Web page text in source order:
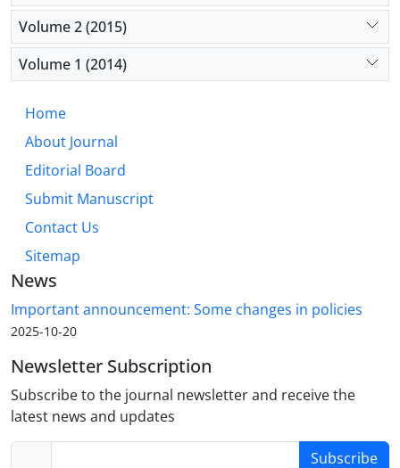
Volume 2 (2015)
Volume 1 (2014)
Home
About Journal
Editorial Board
Submit Manuscript
Contact Us
Sitemap
News
Important announcement: Some changes in policies
2025-10-20
Newsletter Subscription
Subscribe to the journal newsletter and receive the
latest news and updates
Subscribe